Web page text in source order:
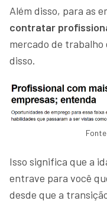
Além disso, para as
contratar
mercado de trabalho
disso.
Isso significa que a
entrave para você
desde que a